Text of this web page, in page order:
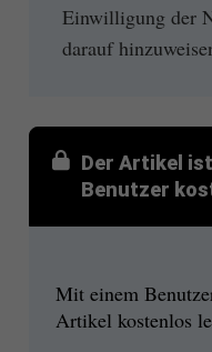
Einwilligung der
darauf
Der Artikel
Benutzer
Mit einem
Artikel kostenlos